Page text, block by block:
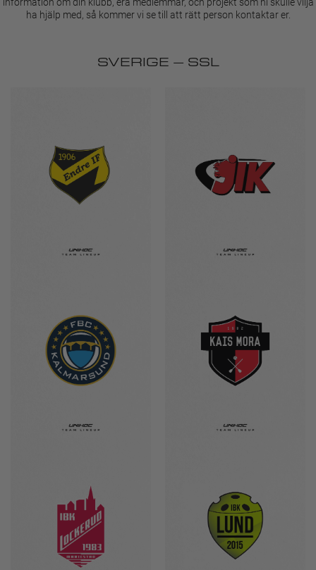
ha hjälp med, så kommer vi se till att rätt person kontaktar er.
SVERIGE – SSL